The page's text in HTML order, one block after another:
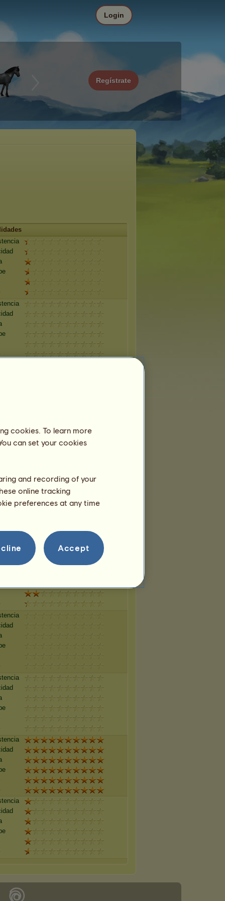
Regístrate
Login
cookies. To learn more
can set your cookies
and recording of your
online tracking
preferences at any time
Accept